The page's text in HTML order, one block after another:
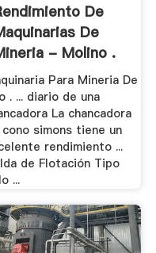
De
De
- Molino .
Para Mineria De
. ... diario de una
La chancadora
simons tiene un
rendimiento ...
de Flotación Tipo
...